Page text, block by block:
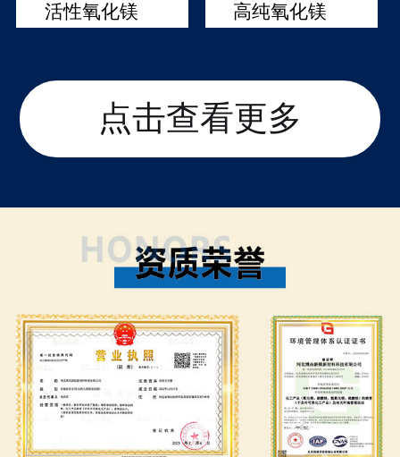
活性氧化镁 高纯氧化镁
点击查看更多